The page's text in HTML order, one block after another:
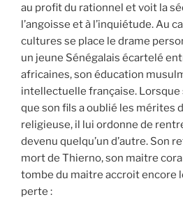
au profit du rationnel et voit la
l’angoisse et à l’inquiétude. Au
cultures se place le drame
un jeune Sénégalais écartelé
africaines, son éducation
intellectuelle française. Lorsque
que son fils a oublié les mérites
religieuse, il lui ordonne de
devenu quelqu’un d’autre. Son
mort de Thierno, son maitre
tombe du maitre accroit encore
perte :